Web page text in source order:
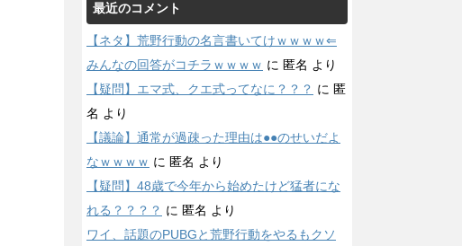
最近のコメント
【ネタ】荒野行動の名言書いてけｗｗｗｗ⇐
みんなの回答がコチラｗｗｗｗ に 匿名 より
【疑問】エマ式、クエ式ってなに？？？ に 匿
名 より
【議論】通常が過疎った理由は●●のせいだよ
なｗｗｗｗ に 匿名 より
【疑問】48歳で今年から始めたけど猛者にな
れる？？？？ に 匿名 より
ワイ、話題のPUBGと荒野行動をやるもクソ